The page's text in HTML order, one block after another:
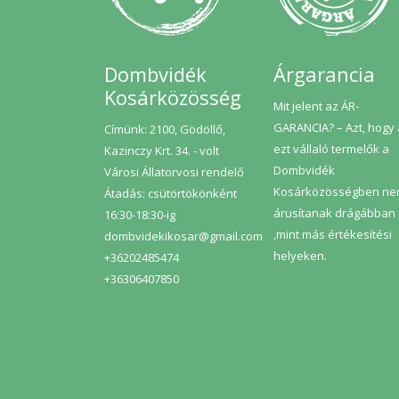
tisztává varázsoljuk olajainkat.
Kitűnően alkalmas sütéshez,
Termékeink elkészítéséhez
kizárólag saját, a Bio Garancia
Kft. által ellenőrzött, ökológiai
gazdálkodásból származó
alapanyagot használunk.
Dombvidék
Kosárközösség
Címünk: 2100, Gödöllő,
Kazinczy Krt. 34. - volt
Városi Állatorvosi rendelő
Átadás: csütörtökönként
16:30-18:30-ig
dombvidekikosar@gmail.com
+36202485474
+36306407850
Árgarancia
Mit jelent az ÁR-
GARANCIA? – Azt, hogy
ezt vállaló termelők a
Dombvidék
Kosárközösségben
árusítanak drágábban
,mint más értékesítési
helyeken.